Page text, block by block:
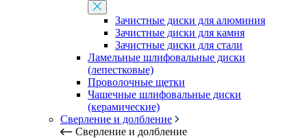
Зачистные диски для алюминия
Зачистные диски для камня
Зачистные диски для стали
Ламельные шлифовальные диски
(лепестковые)
Проволочные щетки
Чашечные шлифовальные диски
(керамические)
Сверление и долбление
Сверление и долбление